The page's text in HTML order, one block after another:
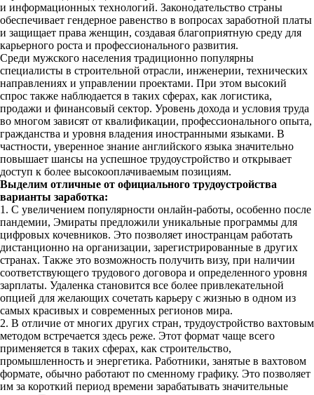
и информационных технологий. Законодательство страны
обеспечивает гендерное равенство в вопросах заработной платы
и защищает права женщин, создавая благоприятную среду для
карьерного роста и профессионального развития.
Среди мужского населения традиционно популярны
специалисты в строительной отрасли, инженерии, технических
направлениях и управлении проектами. При этом высокий
спрос также наблюдается в таких сферах, как логистика,
продажи и финансовый сектор. Уровень дохода и условия труда
во многом зависят от квалификации, профессионального опыта,
гражданства и уровня владения иностранными языками. В
частности, уверенное знание английского языка значительно
повышает шансы на успешное трудоустройство и открывает
доступ к более высокооплачиваемым позициям.
Выделим отличные от официального трудоустройства
варианты заработка:
1. С увеличением популярности онлайн-работы, особенно после
пандемии, Эмираты предложили уникальные программы для
цифровых кочевников. Это позволяет иностранцам работать
дистанционно на организации, зарегистрированные в других
странах. Также это возможность получить визу, при наличии
соответствующего трудового договора и определенного уровня
зарплаты. Удаленка становится все более привлекательной
опцией для желающих сочетать карьеру с жизнью в одном из
самых красивых и современных регионов мира.
2. В отличие от многих других стран, трудоустройство вахтовым
методом встречается здесь реже. Этот формат чаще всего
применяется в таких сферах, как строительство,
промышленность и энергетика. Работники, занятые в вахтовом
формате, обычно работают по сменному графику. Это позволяет
им за короткий период времени зарабатывать значительные